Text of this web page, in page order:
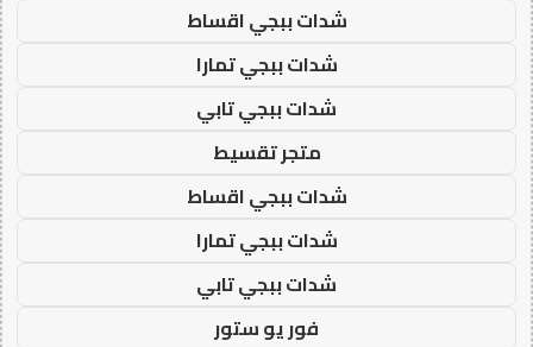
شدات ببجي اقساط
شدات ببجي تمارا
شدات ببجي تابي
متجر تقسيط
شدات ببجي اقساط
شدات ببجي تمارا
شدات ببجي تابي
فور يو ستور